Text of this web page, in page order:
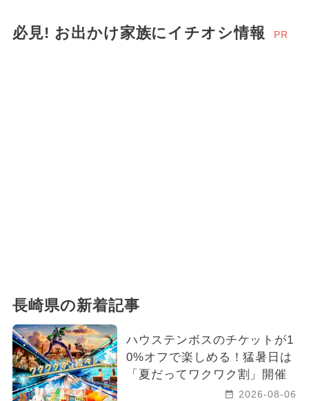
必見! お出かけ家族にイチオシ情報 PR
長崎県の新着記事
ハウステンボスのチケットが1
0%オフで楽しめる！猛暑日は
「夏だってワクワク割」開催
2026-08-06